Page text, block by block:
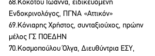
68.Κοκότου Ιωάννα, ειδικευόμενη
Ενδοκρινολόγος, ΠΓΝΑ «Αττικόν»
69.Κόνιαρης Χρήστος, συνταξιούχος, πρώην
μέλος ΓΣ ΠΟΕΔΗΝ
70.Κοσμοπούλου Όλγα, Διευθύντρια ΕΣΥ,